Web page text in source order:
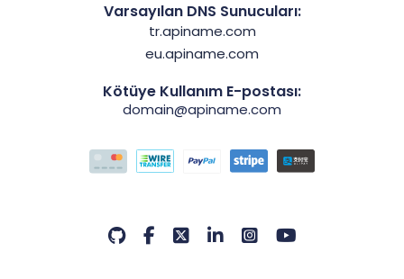
Varsayılan DNS Sunucuları:
tr.apiname.com
eu.apiname.com
Kötüye Kullanım E-postası:
domain@apiname.com